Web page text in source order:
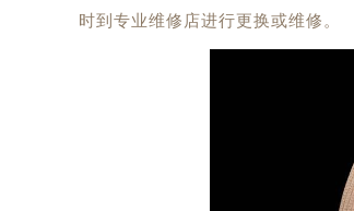
时到专业维修店进行更换或维修。